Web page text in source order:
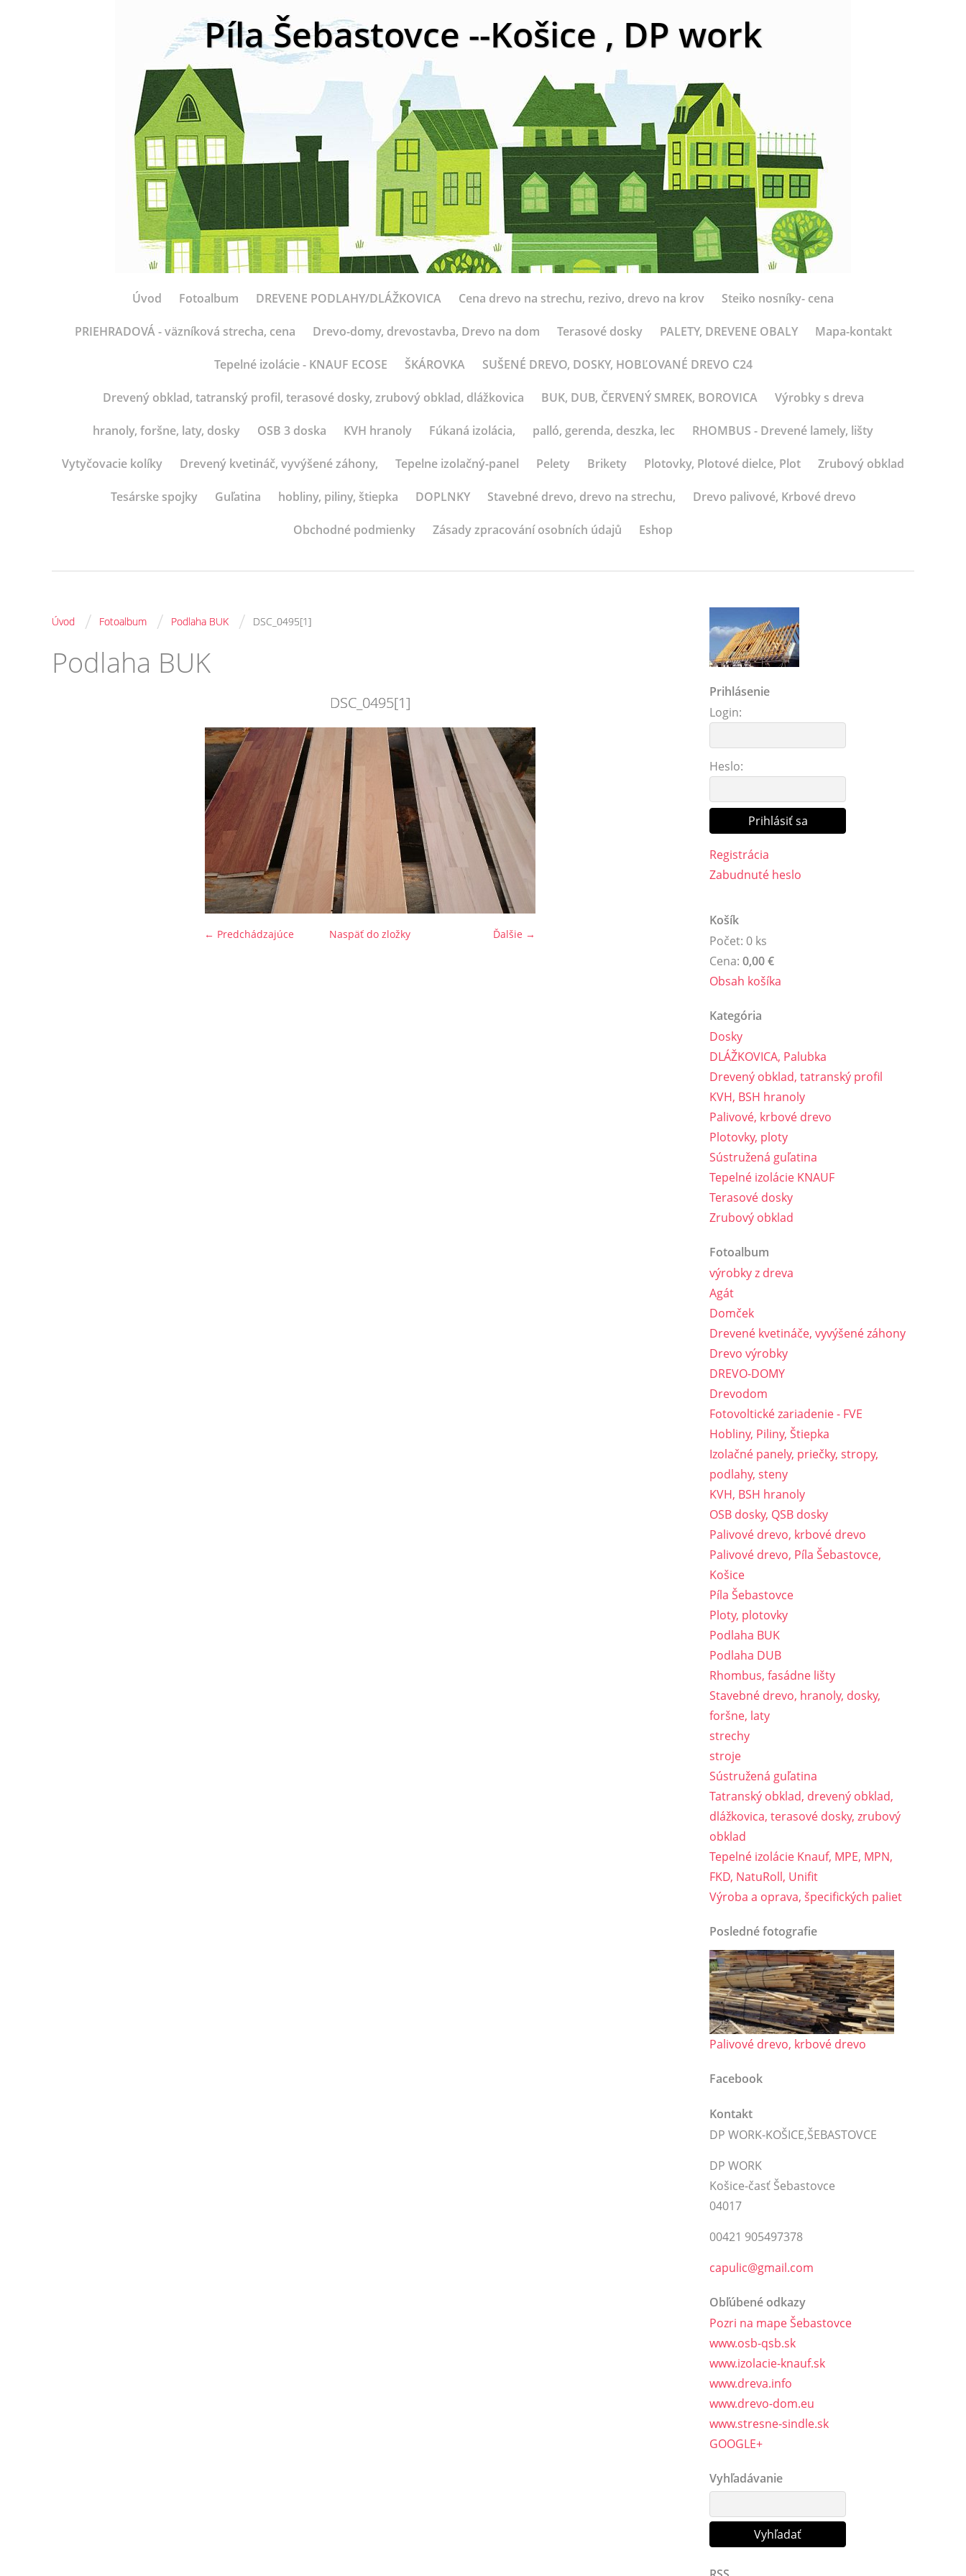
Píla Šebastovce --Košice , DP work
Úvod Fotoalbum DREVENE PODLAHY/DLÁŽKOVICA Cena drevo na strechu, rezivo, drevo na krov Steiko nosníky- cena
PRIEHRADOVÁ - väzníková strecha, cena Drevo-domy, drevostavba, Drevo na dom Terasové dosky PALETY, DREVENE OBALY Mapa-kontakt
Tepelné izolácie - KNAUF ECOSE ŠKÁROVKA SUŠENÉ DREVO, DOSKY, HOBĽOVANÉ DREVO C24
Drevený obklad, tatranský profil, terasové dosky, zrubový obklad, dlážkovica BUK, DUB, ČERVENÝ SMREK, BOROVICA Výrobky s dreva
hranoly, foršne, laty, dosky OSB 3 doska KVH hranoly Fúkaná izolácia, palló, gerenda, deszka, lec RHOMBUS - Drevené lamely, lišty
Vytyčovacie kolíky Drevený kvetináč, vyvýšené záhony, Tepelne izolačný-panel Pelety Brikety Plotovky, Plotové dielce, Plot Zrubový obklad
Tesárske spojky Guľatina hobliny, piliny, štiepka DOPLNKY Stavebné drevo, drevo na strechu, Drevo palivové, Krbové drevo
Obchodné podmienky Zásady zpracování osobních údajů Eshop
Úvod / Fotoalbum / Podlaha BUK / DSC_0495[1]
Podlaha BUK
DSC_0495[1]
← Predchádzajúce Ďalšie →
Naspäť do zložky
Prihlásenie
Login:
Heslo:
Registrácia
Zabudnuté heslo
Košík
Počet: 0 ks
Cena: 0,00 €
Obsah košíka
Kategória
Dosky
DLÁŽKOVICA, Palubka
Drevený obklad, tatranský profil
KVH, BSH hranoly
Palivové, krbové drevo
Plotovky, ploty
Sústružená guľatina
Tepelné izolácie KNAUF
Terasové dosky
Zrubový obklad
Fotoalbum
výrobky z dreva
Agát
Domček
Drevené kvetináče, vyvýšené záhony
Drevo výrobky
DREVO-DOMY
Drevodom
Fotovoltické zariadenie - FVE
Hobliny, Piliny, Štiepka
Izolačné panely, priečky, stropy,
podlahy, steny
KVH, BSH hranoly
OSB dosky, QSB dosky
Palivové drevo, krbové drevo
Palivové drevo, Píla Šebastovce,
Košice
Píla Šebastovce
Ploty, plotovky
Podlaha BUK
Podlaha DUB
Rhombus, fasádne lišty
Stavebné drevo, hranoly, dosky,
foršne, laty
strechy
stroje
Sústružená guľatina
Tatranský obklad, drevený obklad,
dlážkovica, terasové dosky, zrubový
obklad
Tepelné izolácie Knauf, MPE, MPN,
FKD, NatuRoll, Unifit
Výroba a oprava, špecifických paliet
Posledné fotografie
Palivové drevo, krbové drevo
Facebook
Kontakt
DP WORK-KOŠICE,ŠEBASTOVCE
DP WORK
Košice-časť Šebastovce
04017
00421 905497378
capulic@gmail.com
Obľúbené odkazy
Pozri na mape Šebastovce
www.osb-qsb.sk
www.izolacie-knauf.sk
www.dreva.info
www.drevo-dom.eu
www.stresne-sindle.sk
GOOGLE+
Vyhľadávanie